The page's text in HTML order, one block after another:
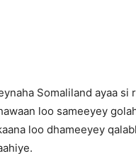
Somaliland ayaa si
loo sameeyey
loo dhameeyey